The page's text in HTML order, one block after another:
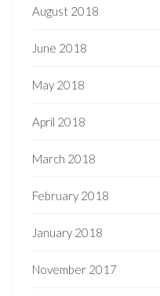
August 2018
June 2018
May 2018
April 2018
March 2018
February 2018
January 2018
November 2017